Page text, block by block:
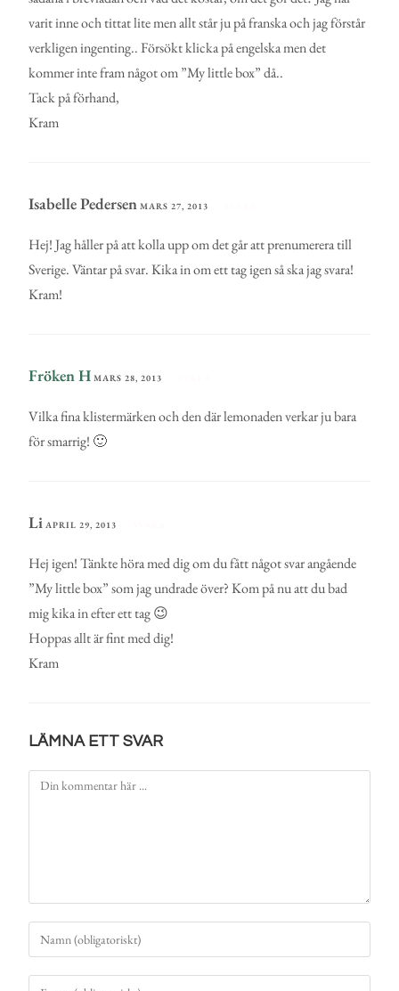
varit inne och tittat lite men allt står ju på franska och jag förstår
verkligen ingenting.. Försökt klicka på engelska men det
kommer inte fram något om ”My little box” då..
Tack på förhand,
Kram
Isabelle Pedersen MARS 27, 2013
Hej! Jag håller på att kolla upp om det går att prenumerera till
Sverige. Väntar på svar. Kika in om ett tag igen så ska jag svara!
Kram!
Fröken H MARS 28, 2013
Vilka fina klistermärken och den där lemonaden verkar ju bara
för smarrig! 🙂
Li APRIL 29, 2013
Hej igen! Tänkte höra med dig om du fått något svar angående
”My little box” som jag undrade över? Kom på nu att du bad
mig kika in efter ett tag 😉
Hoppas allt är fint med dig!
Kram
LÄMNA ETT SVAR